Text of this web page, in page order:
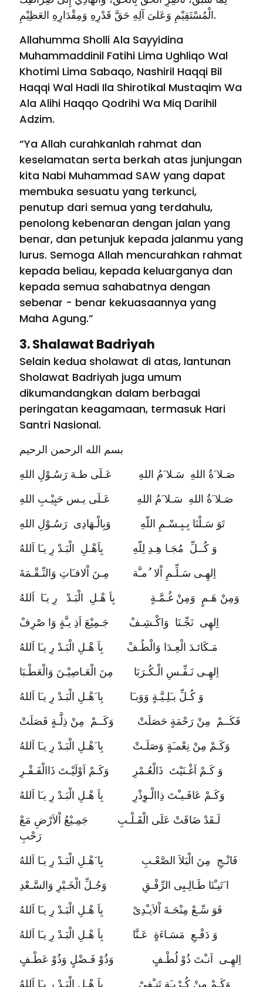
الْمُسْتَقِيْمِ وَعَلىَ آلِهِ حَقَّ قَدْرِهِ وَمِقْدَارِهِ العَظِيْمِ.
Allahumma Sholli Ala Sayyidina
Muhammaddinil Fatihi Lima Ughliqo Wal
Khotimi Lima Sabaqo, Nashiril Haqqi Bil
Haqqi Wal Hadi Ila Shirotikal Mustaqim Wa
Ala Alihi Haqqo Qodrihi Wa Miq Darihil
Adzim.
“Ya Allah curahkanlah rahmat dan
keselamatan serta berkah atas junjungan
kita Nabi Muhammad SAW yang dapat
membuka sesuatu yang terkunci,
penutup dari semua yang terdahulu,
penolong kebenaran dengan jalan yang
benar, dan petunjuk kepada jalanmu yang
lurus. Semoga Allah mencurahkan rahmat
kepada beliau, kepada keluarganya dan
kepada semua sahabatnya dengan
sebenar - benar kekuasaannya yang
Maha Agung.”
3. Shalawat Badriyah
Selain kedua sholawat di atas, lantunan
Sholawat Badriyah juga umum
dikumandangkan dalam berbagai
peringatan keagamaan, termasuk Hari
Santri Nasional.
بسم الله الرحمن الرحيم
صَـلا َةُ اللهِ سَـلا َمُ اللهِ عَـلَى طـهَ رَسُـوْلِ اللهِ
صَـلا َةُ اللهِ سَـلا َمُ اللهِ عَـلَى يـس حَبِيْـبِ اللهِ
تَوَ سَـلْنَا بِـبِـسْـمِ اللّهِ وَبِالْـهَادِى رَسُـوْلِ اللهِ
وَ كُــلِّ مُجَـا هِـدِ لِلّهِ بِاَهْـلِ الْبَـدْ رِ يـَا اَللهُ
اِلهِـى سَـلِّـمِ اْلا ُمـَّة مِـنَ اْلافـَاتِ وَالنِّـقْـمَةَ
وَمِنْ هَـمٍ وَمِنْ غُـمَّـةٍ بِاَ هْـلِ الْبَـدْ رِ يـَا اَللهُ
اِلهِى نَجِّـنَا وَاكْـشِـفْ جَـمِيْعَ اَذِ يـَّةٍ وَا صْرِفْ
مَـكَائـدَ الْعِـدَا وَالْطُـفْ بِاَ هْـلِ الْبَـدْ رِ يـَا اَللهُ
اِلهِـى نَـفِّـسِ الْـكُـرَبَا مِنَ الْعَـاصِيْـنَ وَالْعَطْـبَا
وَ كُـلِّ بـَلِـيَّـةٍ وَوَبـَا بِا َهْـلِ الْبَـدْ رِ يـَا اَللهُ
فَكَــمْ مِنْ رَحْمَةٍ حَصَلَتْ وَكَــمْ مِنْ ذِلَّـةٍ فَصَلَتْ
وَكَـمْ مِنْ نِعْمـَةٍ وَصَلَـتْ بِا َهْـلِ الْبَـدْ رِ يـَا اَللهُ
وَ كَـمْ اَغْـنَيْتَ ذَالْعُـمْرِ وَكَـمْ اَوْلَيْـتَ ذَاالْفَـقْـرِ
وَكَـمْ عَافَـيـْتَ ذِاالْـوِذْرِ بِاَ هْـلِ الْبَـدْ رِ يـَا اَللهُ
لَـقَدْ ضَاقَتْ عَلَى الْقَـلْـبِ جَمِـيْعُ اْلاَرْضِ مَعْ
رَحْبِ
فَانْـجِ مِنَ الْبَلاَ الصَّعْـبِ بِا َهْـلِ الْبَـدْ رِ يـَا اَللهُ
ا َتَيـْنَا طَـالِـبِى الرِّفْـقِ وَجُـلِّ الْخَـيْرِ وَالسَّـعْدِ
فَوَ سِّـعْ مِنْحَـةَ اْلاَيـْدِىْ بِاَ هْـلِ الْبَـدْ رِ يـَا اَللهُ
وَ دَفْـعِ مَسَـاءَةٍ عَـنَّا بِاَ هْـلِ الْبَـدْ رِ يـَا اَللهُ
اِلهِـى اَنـْتَ ذُوْ لُطْـفٍ وَذُوْ فَـضْلٍ وَذُوْ عَطْـفٍ
وَكَـمْ مِنْ كُـرْبـَةٍ تَنـْفِىْ بِاَ هْـلِ الْبَـدْ رِ يـَا اَللهُ